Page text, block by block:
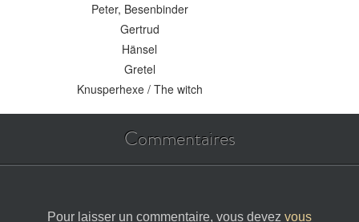
Peter, Besenbinder
Gertrud
Hänsel
Gretel
Knusperhexe / The witch
Commentaires
Pour laisser un commentaire, vous devez vous